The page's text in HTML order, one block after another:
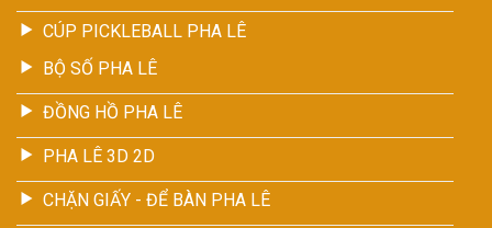
CÚP PICKLEBALL PHA LÊ
BỘ SỐ PHA LÊ
ĐỒNG HỒ PHA LÊ
PHA LÊ 3D 2D
CHẶN GIẤY - ĐỂ BÀN PHA LÊ